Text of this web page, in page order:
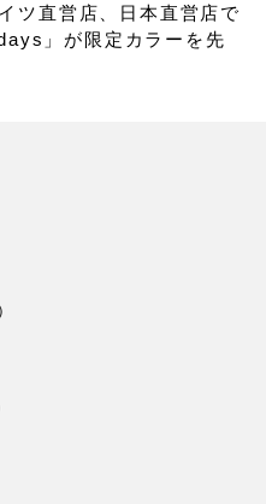
イツ直営店、日本直営店で
」が限定カラーを先